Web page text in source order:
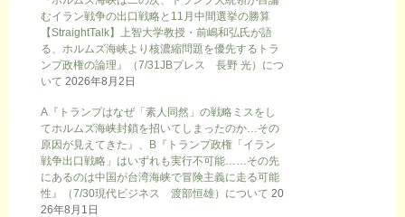
むイラン戦争の出口戦略と11月中間選挙の勝算
【StraightTalk】上智大学教授・前嶋和弘氏が語
る、ホルムズ海峡より核濃縮問題を優先するトラ
ンプ政権の論理』（7/31JBプレス 長野 光）につ
いて 2026年8月2日
A『トランプはなぜ「素人同然」の戦略ミスをし
てホルムズ海峡封鎖を招いてしまったのか…その
原因が見えてきた』、B『トランプ政権「イラン
戦争出口戦略」はいずれも実行不可能……その先
にあるのは中国が台湾海峡で冒険主義に走る可能
性』（7/30現代ビジネス 渡部恒雄）について 20
26年8月1日